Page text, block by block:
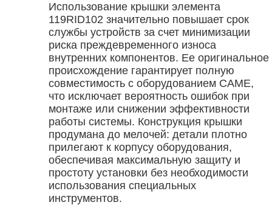
Использование крышки элемента
119RID102 значительно повышает срок
службы устройств за счет минимизации
риска преждевременного износа
внутренних компонентов. Ее оригинальное
происхождение гарантирует полную
совместимость с оборудованием CAME,
что исключает вероятность ошибок при
монтаже или снижении эффективности
работы системы. Конструкция крышки
продумана до мелочей: детали плотно
прилегают к корпусу оборудования,
обеспечивая максимальную защиту и
простоту установки без необходимости
использования специальных
инструментов.